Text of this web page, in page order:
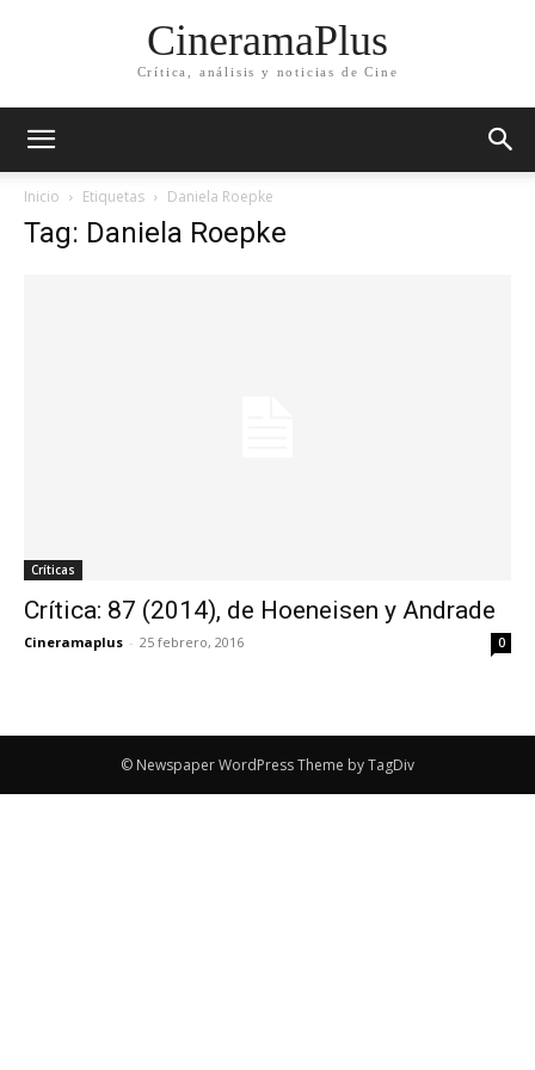
CineramaPlus
Crítica, análisis y noticias de Cine
Inicio Etiquetas Daniela Roepke
Tag: Daniela Roepke
Críticas
Crítica: 87 (2014), de Hoeneisen y Andrade
Cineramaplus - 25 febrero, 2016 0
© Newspaper WordPress Theme by TagDiv